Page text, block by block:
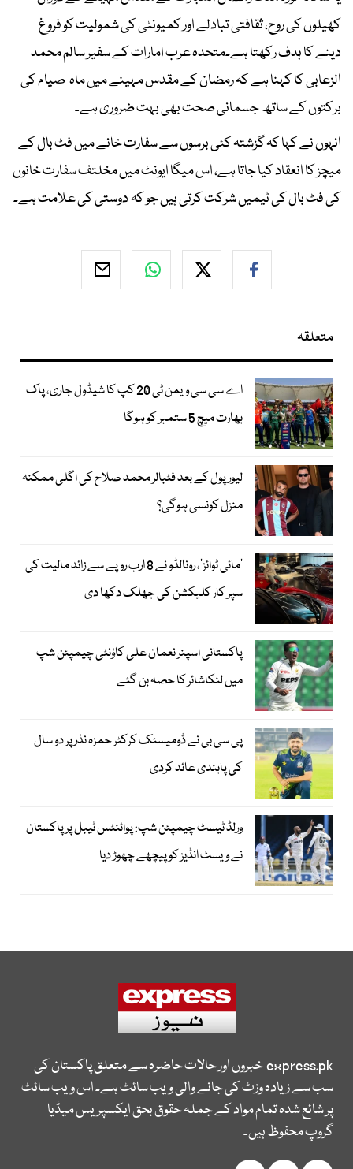
کھیلوں کی روح، ثقافتی تبادلے اور کمیونٹی کی شمولیت کو فروغ
دینے کا ہدف رکھتا ہے۔متحدہ عرب امارات کے سفیر سالم محمد
الزعابی کا کہنا ہے کہ رمضان کے مقدس مہینے میں ماہ صیام کی
برکتوں کے ساتھ جسمانی صحت بھی بہت ضروری ہے۔
انہوں نے کہا کہ گزشتہ کئی برسوں سے سفارت خانے میں فٹ بال کے
میچز کا انعقاد کیا جاتا ہے، اس میگا ایونٹ میں مخلتف سفارت خانوں
کی فٹ بال کی ٹیمیں شرکت کرتی ہیں جو کہ دوستی کی علامت ہے۔
متعلقہ
اے سی سی ویمن ٹی 20 کپ کا شیڈول جاری، پاک
بھارت میچ 5 ستمبر کو ہوگا
لیور پول کے بعد فٹبالر محمد صلاح کی اگلی ممکنہ
منزل کونسی ہوگی؟
’مائی ٹوائز‘، رونالڈو نے 8 ارب روپے سے زائد مالیت کی
سپر کار کلیکشن کی جھلک دکھا دی
پاکستانی اسپنر نعمان علی کاؤنٹی چیمپئن شپ
میں لنکاشائر کا حصہ بن گئے
پی سی بی نے ڈومیسٹک کرکٹر حمزہ نذر پر دو سال
کی پابندی عائد کردی
ورلڈ ٹیسٹ چیمپئن شپ: پوائنٹس ٹیبل پر پاکستان
نے ویسٹ انڈیز کو پیچھے چھوڑ دیا
express.pkخبروں اور حالات حاضرہ سے متعلق پاکستان کی
سب سے زیادہ وزٹ کی جانے والی ویب سائٹ ہے۔ اس ویب سائٹ
پر شائع شدہ تمام مواد کے جملہ حقوق بحق ایکسپریس میڈیا
گروپ محفوظ ہیں۔